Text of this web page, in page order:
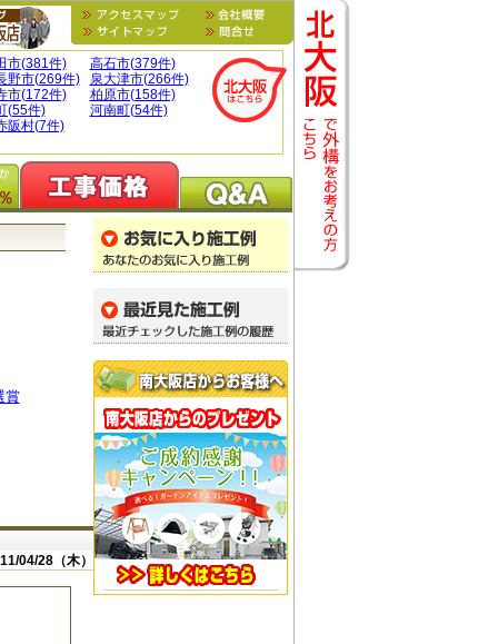
市(381件)
高石市(379件)
野市(269件)
泉大津市(266件)
市(172件)
柏原市(158件)
(55件)
河南町(54件)
阪村(7件)
賞
04/28（木）